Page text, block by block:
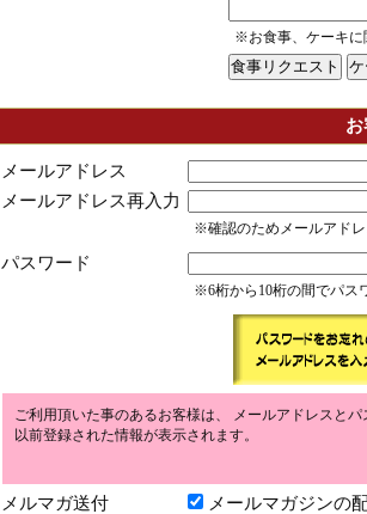
※お食事、ケーキに
メールアドレス
メールアドレス再入力
※確認のためメールアド
パスワード
※6桁から10桁の間でパス
ご利用頂いた事のあるお客様は、 メールアドレスと
以前登録された情報が表示されます。
メルマガ送付 メールマガジンの